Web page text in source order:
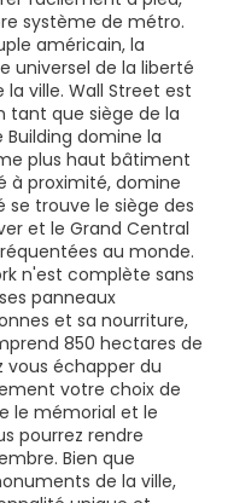
système de métro.
américain, la
universel de la liberté
ville. Wall Street est
tant que siège de la
Building domine la
plus haut bâtiment
à proximité, domine
se trouve le siège des
et le Grand Central
au monde.
n'est complète sans
panneaux
et sa nourriture,
850 hectares de
vous échapper du
votre choix de
le mémorial et le
pourrez rendre
Bien que
de la ville,